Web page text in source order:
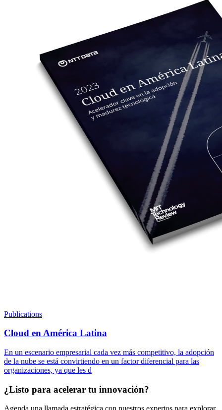
Publications
Cloud en América Latina
En un escenario empresarial cada vez más competitivo, la adopción
de la nube se está convirtiendo en un factor diferencial para las
organizaciones, ya que les d
¿Listo para acelerar tu innovación?